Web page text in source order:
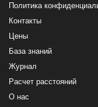
Политика
Контакты
Цены
База знаний
Журнал
Расчет расстояний
О нас